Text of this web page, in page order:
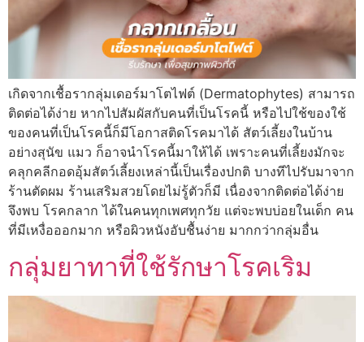
เกิดจากเชื้อรากลุ่มเดอร์มาโตไฟต์ (Dermatophytes) สามารถ
ติดต่อได้ง่าย หากไปสัมผัสกับคนที่เป็นโรคนี้ หรือไปใช้ของใช้
ของคนที่เป็นโรคนี้ก็มีโอกาสติดโรคมาได้ สัตว์เลี้ยงในบ้าน
อย่างสุนัข แมว ก็อาจนำโรคนี้มาให้ได้ เพราะคนที่เลี้ยงมักจะ
คลุกคลีกอดอุ้มสัตว์เลี้ยงเหล่านี้เป็นเรื่องปกติ บางทีไปรับมาจาก
ร้านตัดผม ร้านเสริมสวยโดยไม่รู้ตัวก็มี เนื่องจากติดต่อได้ง่าย
จึงพบ โรคกลาก ได้ในคนทุกเพศทุกวัย แต่จะพบบ่อยในเด็ก คน
ที่มีเหงื่อออกมาก หรือผิวหนังอับชื้นง่าย มากกว่ากลุ่มอื่น
กลุ่มยาทาที่ใช้รักษาโรคเริม